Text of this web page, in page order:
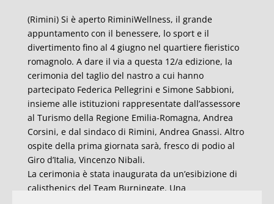
(Rimini) Si è aperto RiminiWellness, il grande
appuntamento con il benessere, lo sport e il
divertimento fino al 4 giugno nel quartiere fieristico
romagnolo. A dare il via a questa 12/a edizione, la
cerimonia del taglio del nastro a cui hanno
partecipato Federica Pellegrini e Simone Sabbioni,
insieme alle istituzioni rappresentate dall’assessore
al Turismo della Regione Emilia-Romagna, Andrea
Corsini, e dal sindaco di Rimini, Andrea Gnassi. Altro
ospite della prima giornata sarà, fresco di podio al
Giro d’Italia, Vincenzo Nibali.
La cerimonia è stata inaugurata da un’esibizione di
calisthenics del Team Burningate. Una